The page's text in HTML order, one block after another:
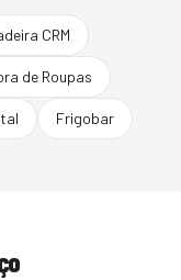
CRM
de Roupas
Frigobar